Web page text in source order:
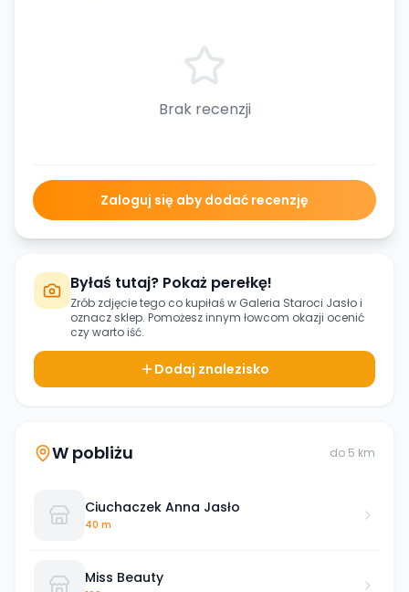
Brak recenzji
Zaloguj się aby dodać recenzję
Byłaś tutaj? Pokaż perełkę!
Zrób zdjęcie tego co kupiłaś w Galeria Staroci Jasłoi
oznacz sklep. Pomożesz innym łowcom okazji ocenić
czy warto iść.
Dodaj znalezisko
W pobliżu do 5 km
Ciuchaczek Anna Jasło
40 m
Miss Beauty